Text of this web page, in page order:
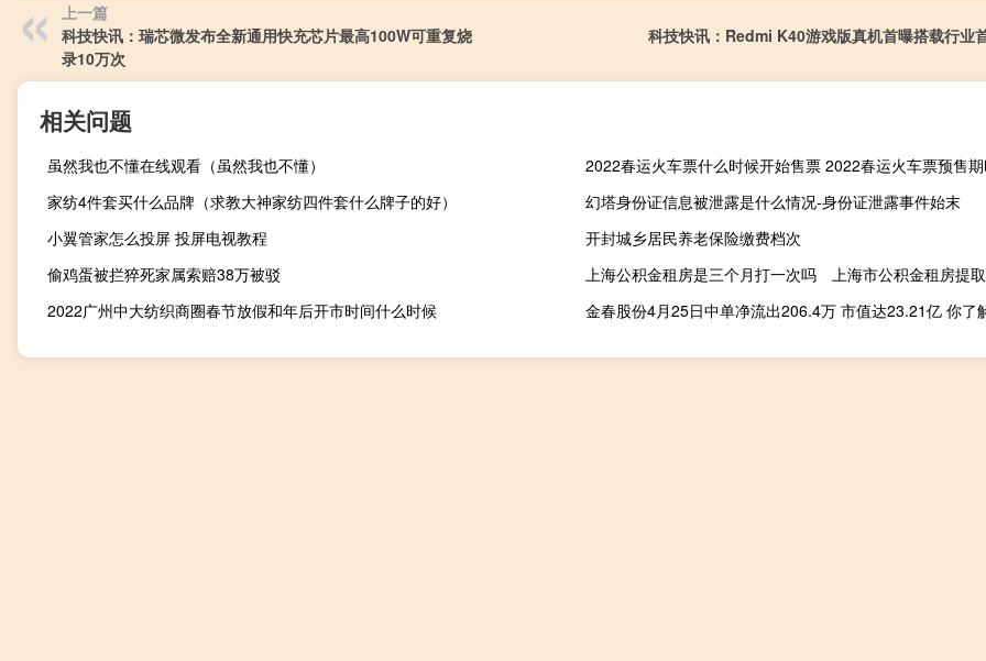
上一篇
科技快讯：瑞芯微发布全新通用快充芯片最高100W可重复烧
录10万次
科技快讯：Redmi K40游戏版真机首曝搭载行业
相关问题
虽然我也不懂在线观看（虽然我也不懂）
2022春运火车票什么时候开始售票 2022春运火车票预售
家纺4件套买什么品牌（求教大神家纺四件套什么牌子的好）
幻塔身份证信息被泄露是什么情况-身份证泄露事件始末
小翼管家怎么投屏 投屏电视教程
开封城乡居民养老保险缴费档次
偷鸡蛋被拦猝死家属索赔38万被驳
上海公积金租房是三个月打一次吗 上海市公积金租房提
2022广州中大纺织商圈春节放假和年后开市时间什么时候
金春股份4月25日中单净流出206.4万 市值达23.21亿 你了